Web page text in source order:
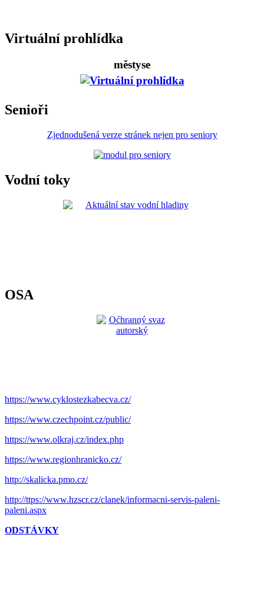
Virtuální prohlídka
městyse
Senioři
Zjednodušená verze stránek nejen pro seniory
Vodní toky
OSA
https://www.cyklostezkabecva.cz/
https://www.czechpoint.cz/public/
https://www.olkraj.cz/index.php
https://www.regionhranicko.cz/
http://skalicka.pmo.cz/
http://ttps://www.hzscr.cz/clanek/informacni-servis-paleni-
paleni.aspx
ODSTÁVKY